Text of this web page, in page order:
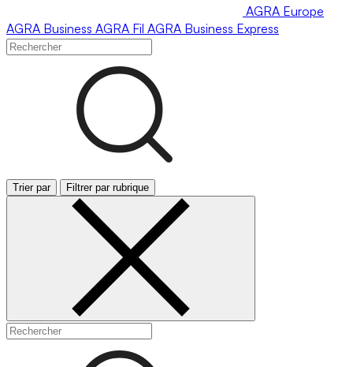
AGRA Europe
AGRA Business AGRA Fil AGRA Business Express
Trier par Filtrer par rubrique